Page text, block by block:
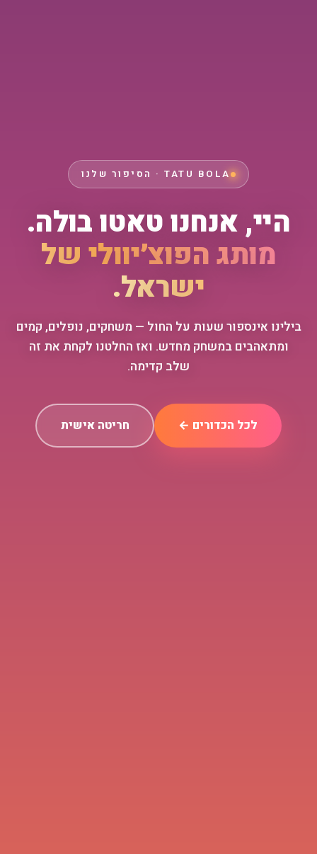
TATU BOLA · הסיפור שלנו
היי, אנחנו טאטו בולה.
מותג הפוצ׳יוולי של
ישראל.
בילינו אינספור שעות על החול — משחקים, נופלים, קמים
ומתאהבים במשחק מחדש. ואז החלטנו לקחת את זה
שלב קדימה.
לכל הכדורים ← חריטה אישית